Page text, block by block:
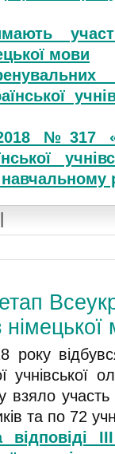
мови
№317
року
учнівської
участь
та по 72